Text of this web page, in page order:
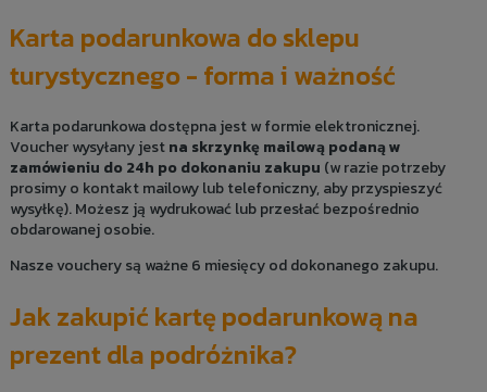
Karta podarunkowa do sklepu
turystycznego - forma i ważność
Karta podarunkowa dostępna jest w formie elektronicznej.
Voucher wysyłany jestna skrzynkę mailową podaną w
zamówieniu do 24h po dokonaniu zakupu (w razie potrzeby
prosimy o kontakt mailowy lub telefoniczny, aby przyspieszyć
wysyłkę). Możesz ją wydrukować lub przesłać bezpośrednio
obdarowanej osobie.
Nasze vouchery są ważne 6 miesięcy od dokonanego zakupu.
Jak zakupić kartę podarunkową na
prezent dla podróżnika?